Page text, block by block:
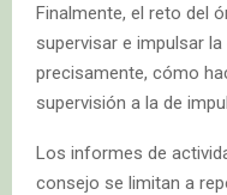
Finalmente, el reto del
supervisar e impulsar
precisamente, cómo
supervisión a la de
Los informes de
consejo se limitan a